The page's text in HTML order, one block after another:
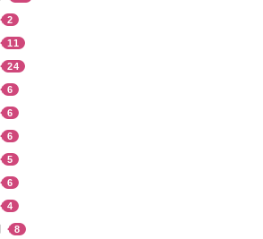
2
11
24
6
6
6
5
6
4
8